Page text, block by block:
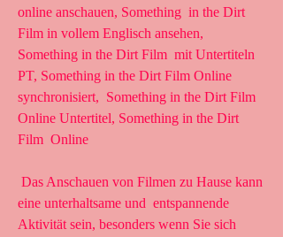
online anschauen, Something  in the Dirt
Film in vollem Englisch ansehen,
Something in the Dirt Film  mit Untertiteln
PT, Something in the Dirt Film Online
synchronisiert,  Something in the Dirt Film
Online Untertitel, Something in the Dirt
Film  Online
eine unterhaltsame und  entspannende
Aktivität sein, besonders wenn Sie sich